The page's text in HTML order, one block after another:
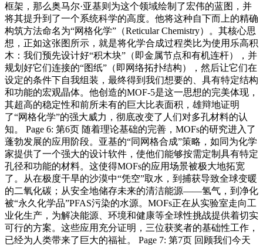
框架，那么奥马尔·亚基则为这个领域绘制了宏伟的蓝图，并
将其提升到了一个系统科学的高度。他将这种自下而上的精确
构筑方法命名为“网格化学”（Reticular Chemistry）。其核心思
想，正如这张图所示，就是将化学合成过程类比为使用乐高积
木：我们预先设计好“积木块”（即金属节点和有机连杆），并
规划好它们连接的“图纸”（即网络拓扑结构），然后让它们在
设定的条件下自我组装，最终得到我们想要的、具有特定结构
和功能的宏观晶体。他创造的MOF-5是这一思想的完美体现，
其超高的稳定性和前所未有的巨大比表面积，雄辩地证明
了“网格化学”的强大威力，彻底改变了人们对多孔材料的认
知。 Page 6: 第6页 随着理论基础的完善，MOFs的研究进入了
蓬勃发展的应用阶段。亚基的“同网格合成”策略，如同为化学
家提供了一个强大的设计软件，使他们能够按需定制具有特定
孔径和功能的材料。这使得MOFs的应用场景被极大地拓宽
了。从在极度干旱的沙漠中“凭空”取水，到捕获导致全球变暖
的二氧化碳；从安全地储存未来的清洁能源——氢气，到净化
被“永久化学品”PFAS污染的水源。MOFs正在从实验室走向工
业化生产，为解决能源、环境和健康等全球性挑战提供着切实
可行的方案。这些应用充分证明，三位获奖者的基础性工作，
已经为人类带来了巨大的福祉。 Page 7: 第7页 回顾我们今天